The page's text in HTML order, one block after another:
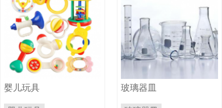
婴儿玩具 玻璃器皿